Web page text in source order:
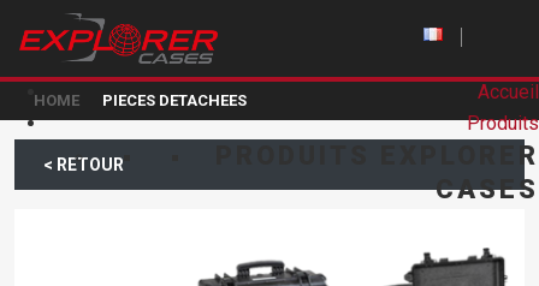
Accueil
Produits
PRODUITS EXPLORER
CASES
HOME PIECES DETACHEES
< RETOUR